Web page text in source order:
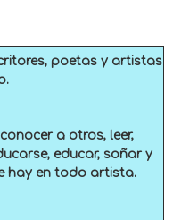
poetas y artistas
a otros, leer,
educar, soñar y
hay en todo artista.